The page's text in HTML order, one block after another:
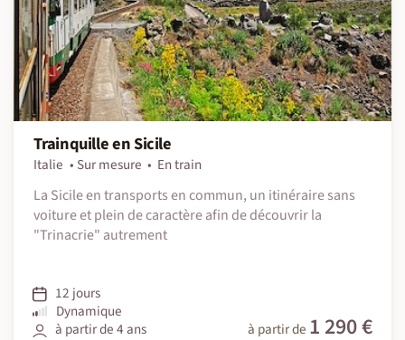
Trainquille en Sicile
Italie Sur mesure
En train
La Sicile en transports en commun, un itinéraire sans
voiture et plein de caractère afin de découvrir la
"Trinacrie" autrement
12 jours
Dynamique
à partir de 4 ans
à partir de 1 290 €